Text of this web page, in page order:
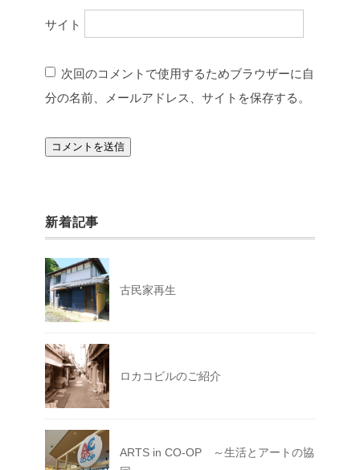
サイト
次回のコメントで使用するためブラウザーに自
分の名前、メールアドレス、サイトを保存する。
新着記事
古民家再生
ロカコビルのご紹介
ARTS in CO-OP ～生活とアートの協